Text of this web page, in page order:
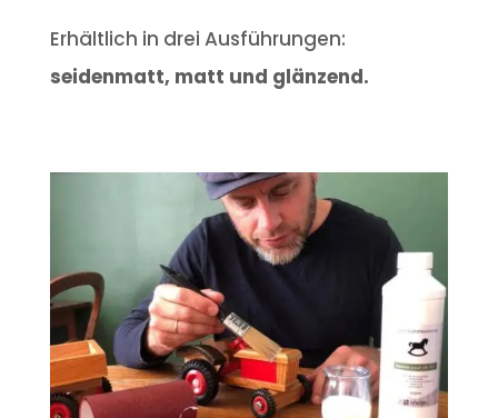
Erhältlich in drei Ausführungen:
seidenmatt, matt und glänzend.